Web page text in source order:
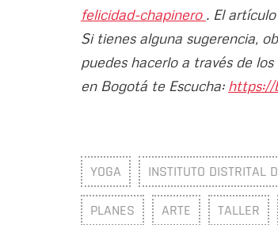
felicidad-chapinero . El
Si tienes alguna sugerencia,
puedes hacerlo a través de
en Bogotá te Escucha: https://
YOGA INSTITUTO DISTRITAL
PLANES ARTE TALLER